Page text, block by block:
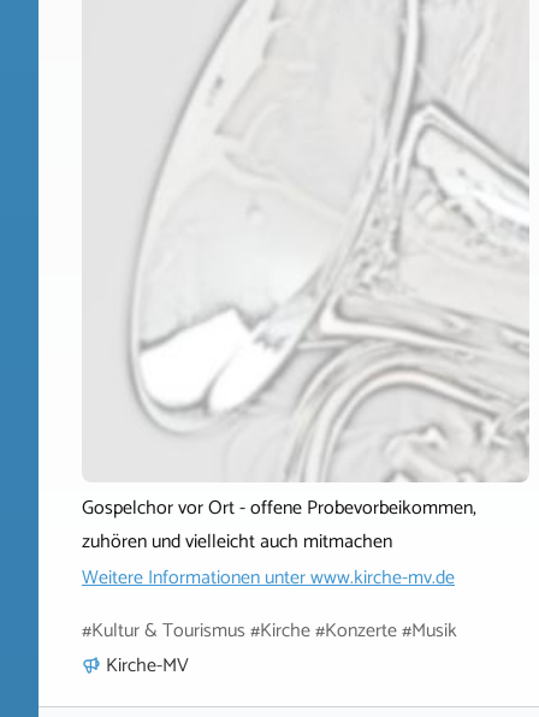
Gospelchor vor Ort - offene Probevorbeikommen,
zuhören und vielleicht auch mitmachen
Weitere Informationen unterwww.kirche-mv.de
#Kultur & Tourismus #Kirche #Konzerte #Musik
Kirche-MV